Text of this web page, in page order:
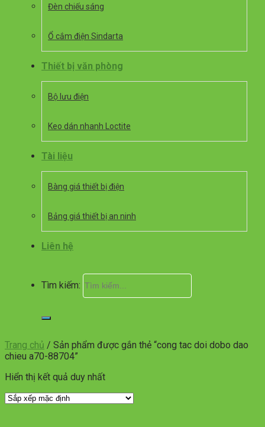
Đèn chiếu sáng
Ổ cắm điện Sindarta
Thiết bị văn phòng
Bộ lưu điện
Keo dán nhanh Loctite
Tài liệu
Bàng giá thiết bị điện
Bảng giá thiết bị an ninh
Liên hệ
Tìm kiếm:
Trang chủ / Sản phẩm được gắn thẻ “cong tac doi dobo dao
chieu a70-88704”
Hiển thị kết quả duy nhất